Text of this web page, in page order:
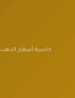
حاسبة أسعار الذهب